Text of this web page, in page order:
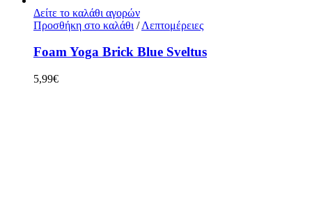
Δείτε το καλάθι αγορών
Προσθήκη στο καλάθι / Λεπτομέρειες
Foam Yoga Brick Blue Sveltus
5,99€